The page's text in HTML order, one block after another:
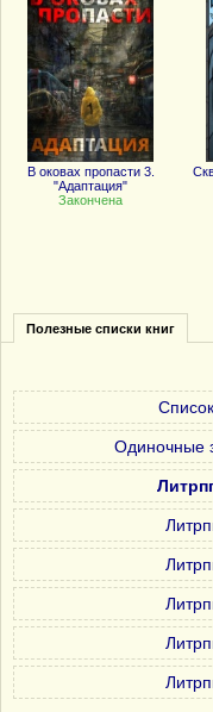
В оковах пропасти 3.
"Адаптация"
Закончена
Полезные списки книг
Одиночные